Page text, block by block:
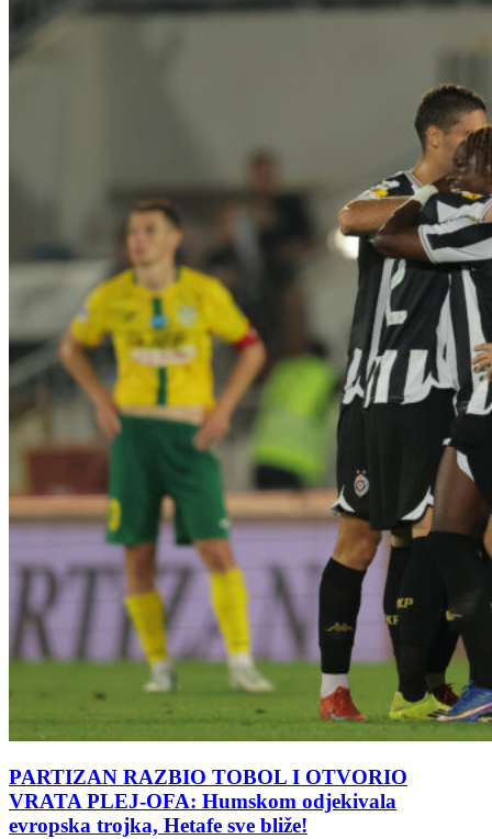
PARTIZAN RAZBIO TOBOL I OTVORIO
VRATA PLEJ-OFA: Humskom odjekivala
evropska trojka, Hetafe sve bliže!